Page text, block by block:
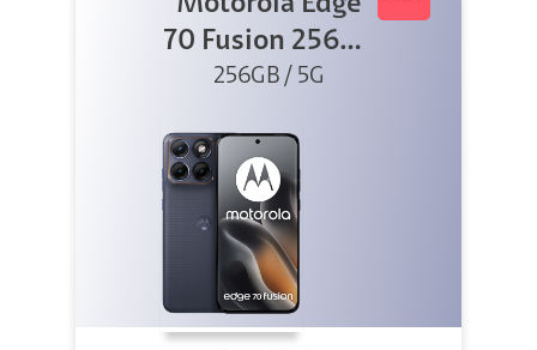
70 Fusion 256GB
Azul
256GB / 5G